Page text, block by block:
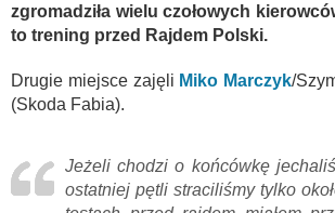
zgromadziła wielu czołowych
to trening przed Rajdem Polski.
Drugie miejsce zajęli Miko Marczyk/
(Skoda Fabia).
Jeżeli chodzi o końcówkę
ostatniej pętli straciliśmy tylko